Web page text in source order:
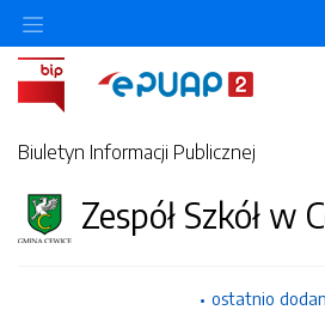
Biuletyn Informacji Publicznej
Zespół Szkół w
ostatnio